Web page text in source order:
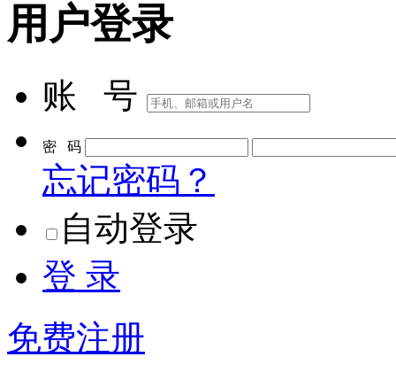
用户登录
账 号
密 码
忘记密码？
自动登录
登 录
免费注册